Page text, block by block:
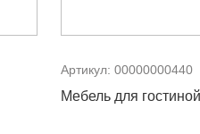
Артикул:00000000440
Мебель для